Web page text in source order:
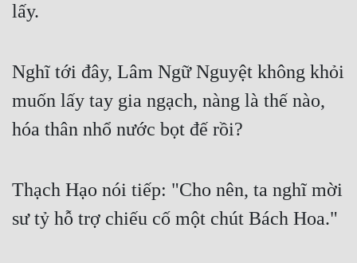
lấy.
Nghĩ tới đây, Lâm Ngữ Nguyệt không khỏi
muốn lấy tay gia ngạch, nàng là thế nào,
hóa thân nhổ nước bọt đế rồi?
Thạch Hạo nói tiếp: "Cho nên, ta nghĩ mời
sư tỷ hỗ trợ chiếu cố một chút Bách Hoa."